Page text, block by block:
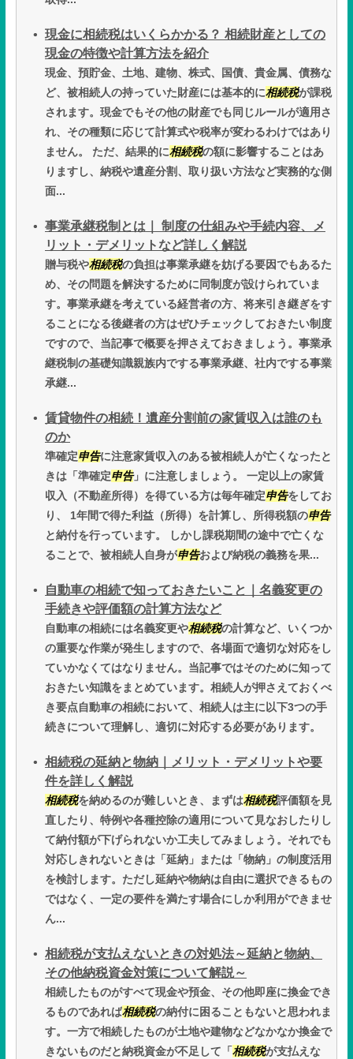
現金に相続税はいくらかかる？ 相続財産としての
現金の特徴や計算方法を紹介
現金、預貯金、土地、建物、株式、国債、貴金属、債務な
ど、被相続人の持っていた財産には基本的に相続税が課税
されます。現金でもその他の財産でも同じルールが適用さ
れ、その種類に応じて計算式や税率が変わるわけではあり
ません。 ただ、結果的に相続税の額に影響することはあ
りますし、納税や遺産分割、取り扱い方法など実務的な側
面...
事業承継税制とは｜ 制度の仕組みや手続内容、メ
リット・デメリットなど詳しく解説
贈与税や相続税の負担は事業承継を妨げる要因でもあるた
め、その問題を解決するために同制度が設けられていま
す。事業承継を考えている経営者の方、将来引き継ぎをす
ることになる後継者の方はぜひチェックしておきたい制度
ですので、当記事で概要を押さえておきましょう。事業承
継税制の基礎知識親族内でする事業承継、社内でする事業
承継...
賃貸物件の相続！遺産分割前の家賃収入は誰のも
のか
準確定申告に注意家賃収入のある被相続人が亡くなったと
きは「準確定申告」に注意しましょう。 一定以上の家賃
収入（不動産所得）を得ている方は毎年確定申告をしてお
り、 1年間で得た利益（所得）を計算し、所得税額の申告
と納付を行っています。 しかし課税期間の途中で亡くな
ることで、被相続人自身が申告および納税の義務を果...
自動車の相続で知っておきたいこと｜名義変更の
手続きや評価額の計算方法など
自動車の相続には名義変更や相続税の計算など、いくつか
の重要な作業が発生しますので、各場面で適切な対応をし
ていかなくてはなりません。当記事ではそのために知って
おきたい知識をまとめています。相続人が押さえておくべ
き要点自動車の相続において、相続人は主に以下3つの手
続きについて理解し、適切に対応する必要があります。
相続税の延納と物納｜メリット・デメリットや要
件を詳しく解説
相続税を納めるのが難しいとき、まずは相続税評価額を見
直したり、特例や各種控除の適用について見なおしたりし
て納付額が下げられないか工夫してみましょう。それでも
対応しきれないときは「延納」または「物納」の制度活用
を検討します。ただし延納や物納は自由に選択できるもの
ではなく、一定の要件を満たす場合にしか利用ができませ
ん...
相続税が支払えないときの対処法～延納と物納、
その他納税資金対策について解説～
相続したものがすべて現金や預金、その他即座に換金でき
るものであれば相続税の納付に困ることもないと思われま
す。一方で相続したものが土地や建物などなかなか換金で
きないものだと納税資金が不足して「 相続税が支払えな